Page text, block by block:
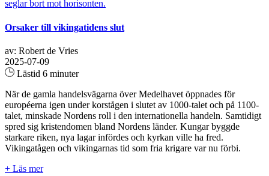
Orsaker till vikingatidens slut
av: Robert de Vries
2025-07-09
Lästid 6 minuter
När de gamla handelsvägarna över Medelhavet öppnades för
européerna igen under korstågen i slutet av 1000‑talet och på 1100-
talet, minskade Nordens roll i den internationella handeln. Samtidigt
spred sig kristendomen bland Nordens länder. Kungar byggde
starkare riken, nya lagar infördes och kyrkan ville ha fred.
Vikingatågen och vikingarnas tid som fria krigare var nu förbi.
+ Läs mer